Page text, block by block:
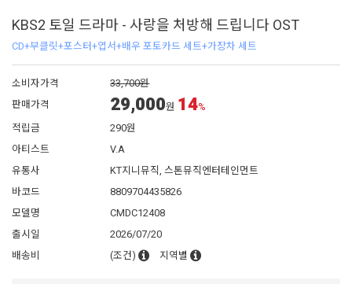
KBS2 토일 드라마 - 사랑을 처방해 드립니다 OST
CD+부클릿+포스터+엽서+배우 포토카드 세트+가장차 세트
소비자가격
33,700원
판매가격
29,000원 14%
적립금
290원
아티스트
V.A
유통사
KT지니뮤직, 스톤뮤직엔터테인먼트
바코드
8809704435826
모델명
CMDC12408
출시일
2026/07/20
배송비
(조건) 지역별